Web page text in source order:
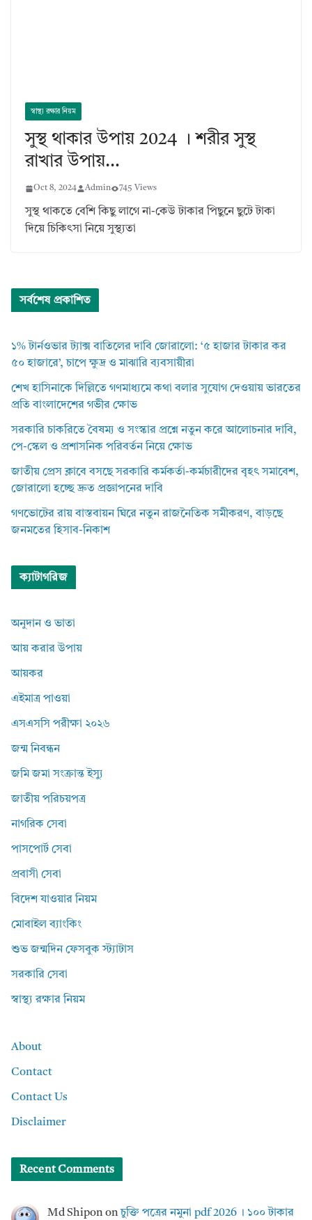
স্বাস্থ্য রক্ষার নিয়ম
সুস্থ থাকার উপায় 2024 । শরীর সুস্থ
রাখার উপায়…
Oct 8, 2024 Admin 745 Views
সুস্থ থাকতে বেশি কিছু লাগে না-কেউ টাকার পিছুনে ছুটে টাকা
দিয়ে চিকিৎসা নিয়ে সুস্থ্যতা
সর্বশেষ প্রকাশিত
১% টার্নওভার ট্যাক্স বাতিলের দাবি জোরালো: ‘৫ হাজার টাকার কর
৫০ হাজারে’, চাপে ক্ষুদ্র ও মাঝারি ব্যবসায়ীরা
শেখ হাসিনাকে দিল্লিতে গণমাধ্যমে কথা বলার সুযোগ দেওয়ায় ভারতের
প্রতি বাংলাদেশের গভীর ক্ষোভ
সরকারি চাকরিতে বৈষম্য ও সংস্কার প্রশ্নে নতুন করে আলোচনার দাবি,
পে-স্কেল ও প্রশাসনিক পরিবর্তন নিয়ে ক্ষোভ
জাতীয় প্রেস ক্লাবে বসছে সরকারি কর্মকর্তা-কর্মচারীদের বৃহৎ সমাবেশ,
জোরালো হচ্ছে দ্রুত প্রজ্ঞাপনের দাবি
গণভোটের রায় বাস্তবায়ন ঘিরে নতুন রাজনৈতিক সমীকরণ, বাড়ছে
জনমতের হিসাব-নিকাশ
ক্যাটাগরিজ
অনুদান ও ভাতা
আয় করার উপায়
আয়কর
এইমাত্র পাওয়া
এসএসসি পরীক্ষা ২০২৬
জন্ম নিবন্ধন
জমি জমা সংক্রান্ত ইস্যু
জাতীয় পরিচয়পত্র
নাগরিক সেবা
পাসপোর্ট সেবা
প্রবাসী সেবা
বিদেশ যাওয়ার নিয়ম
মোবাইল ব্যাংকিং
শুভ জন্মদিন ফেসবুক স্ট্যাটাস
সরকারি সেবা
স্বাস্থ্য রক্ষার নিয়ম
About
Contact
Contact Us
Disclaimer
Recent Comments
Md Shipononচুক্তি পত্রের নমুনা pdf 2026 । ১০০ টাকার